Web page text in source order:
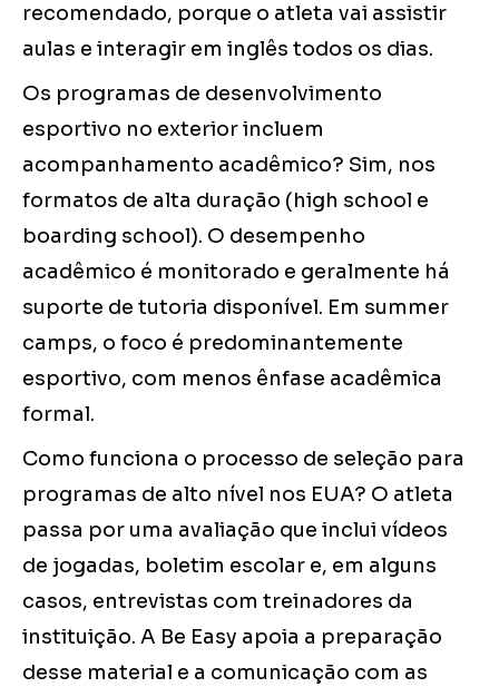
recomendado, porque o atleta vai assistir
aulas e interagir em inglês todos os dias.
Os programas de desenvolvimento
esportivo no exterior incluem
acompanhamento acadêmico? Sim, nos
formatos de alta duração (high school e
boarding school). O desempenho
acadêmico é monitorado e geralmente há
suporte de tutoria disponível. Em summer
camps, o foco é predominantemente
esportivo, com menos ênfase acadêmica
formal.
Como funciona o processo de seleção para
programas de alto nível nos EUA? O atleta
passa por uma avaliação que inclui vídeos
de jogadas, boletim escolar e, em alguns
casos, entrevistas com treinadores da
instituição. A Be Easy apoia a preparação
desse material e a comunicação com as